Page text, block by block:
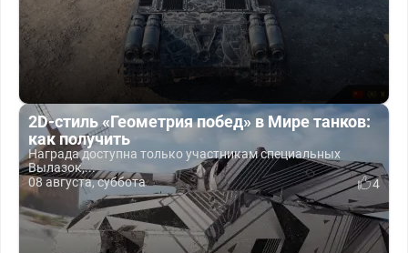
2D-стиль «Геометрия побед» в Мире танков:
как получить
Награда доступна только участникам специальных
Вылазок,...
08 августа, суббота
4